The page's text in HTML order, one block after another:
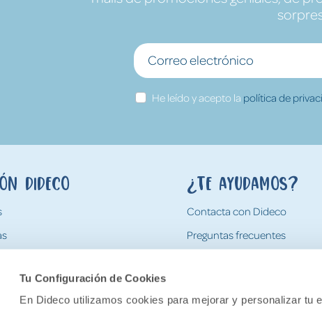
Tu Configuración de Cookies
En Dideco utilizamos cookies para mejorar y personalizar tu
He leído y acepto la política de
Dideco ¿Te ayudamos?
Contacta con Dideco
Preguntas frecuentes
Devoluciones